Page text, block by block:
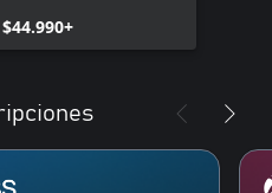
$44.990+